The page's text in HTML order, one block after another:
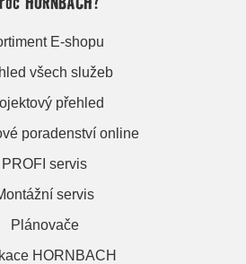
E-shopu
všech služeb
přehled
poradenství online
PROFI servis
servis
Plánovače
HORNBACH